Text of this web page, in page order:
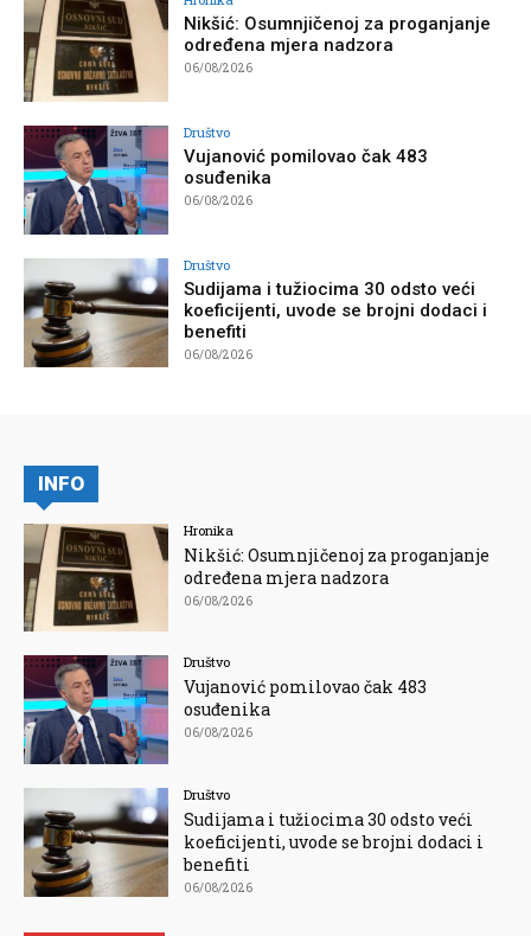
Nikšić: Osumnjičenoj za proganjanje
određena mjera nadzora
06/08/2026
Društvo
Vujanović pomilovao čak 483
osuđenika
06/08/2026
Društvo
Sudijama i tužiocima 30 odsto veći
koeficijenti, uvode se brojni dodaci i
benefiti
06/08/2026
INFO
Hronika
Nikšić: Osumnjičenoj za proganjanje
određena mjera nadzora
06/08/2026
Društvo
Vujanović pomilovao čak 483
osuđenika
06/08/2026
Društvo
Sudijama i tužiocima 30 odsto veći
koeficijenti, uvode se brojni dodaci i
benefiti
06/08/2026